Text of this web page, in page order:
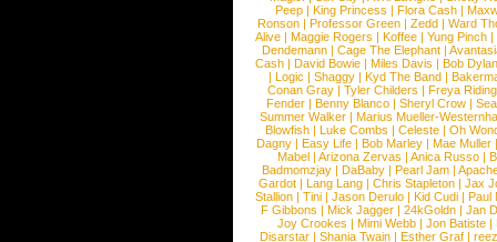
Peep |King Princess |Flora Cash |
Ronson |Professor Green |Zedd |Ward
Alive |Maggie Rogers |Koffee |Yung Pinch |
Dendemann |Cage The Elephant |
Cash | David Bowie | Miles Davis | Bob Dylan
|Logic |Shaggy |Kyd The Band |
Conan Gray |Tyler Childers |Freya
Fender |Benny Blanco |Sheryl Crow |
Summer Walker |Marius Mueller-
Blowfish | Luke Combs | Celeste | Oh
Dagny |Easy Life |Bob Marley |Mae Muller
Mabel |Arizona Zervas |Anica Russo |
Badmomzjay |DaBaby |Pearl Jam |
Gardot | Lang Lang | Chris Stapleton | Jax
Stallion |Tini |Jason Derulo |Kid Cudi |Paul
F Gibbons | Mick Jagger | 24kGoldn | Jan
Joy Crookes | Mimi Webb | Jon Batiste |
Disarstar | Shania Twain | Esther Graf |